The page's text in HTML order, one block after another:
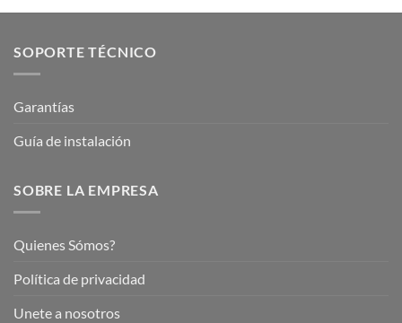
SOPORTE TÉCNICO
Garantías
Guía de instalación
SOBRE LA EMPRESA
Quienes Sómos?
Política de privacidad
Unete a nosotros